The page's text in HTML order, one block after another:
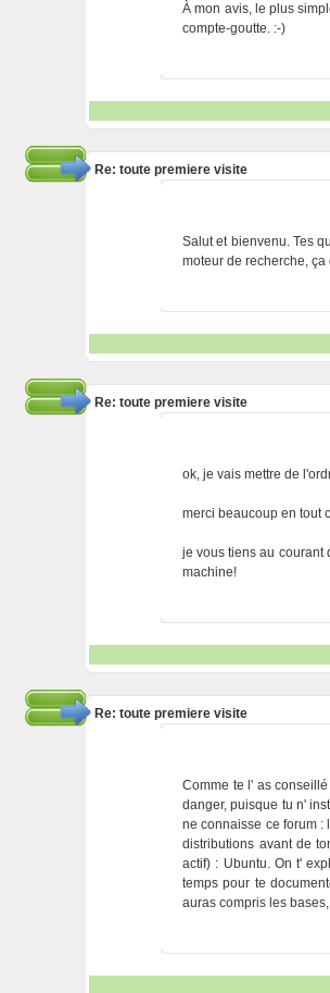
À mon avis, le plus
compte-goutte. :-)
Re: toute premiere visite
Salut et bienvenu. Tes
moteur de recherche, ça
Re: toute premiere visite
ok, je vais mettre de
merci beaucoup en tout
je vous tiens au courant
machine!
Re: toute premiere visite
Comme te l' as
danger, puisque tu n'
ne connaisse ce forum :
distributions avant de
actif) : Ubuntu. On t'
temps pour te
auras compris les